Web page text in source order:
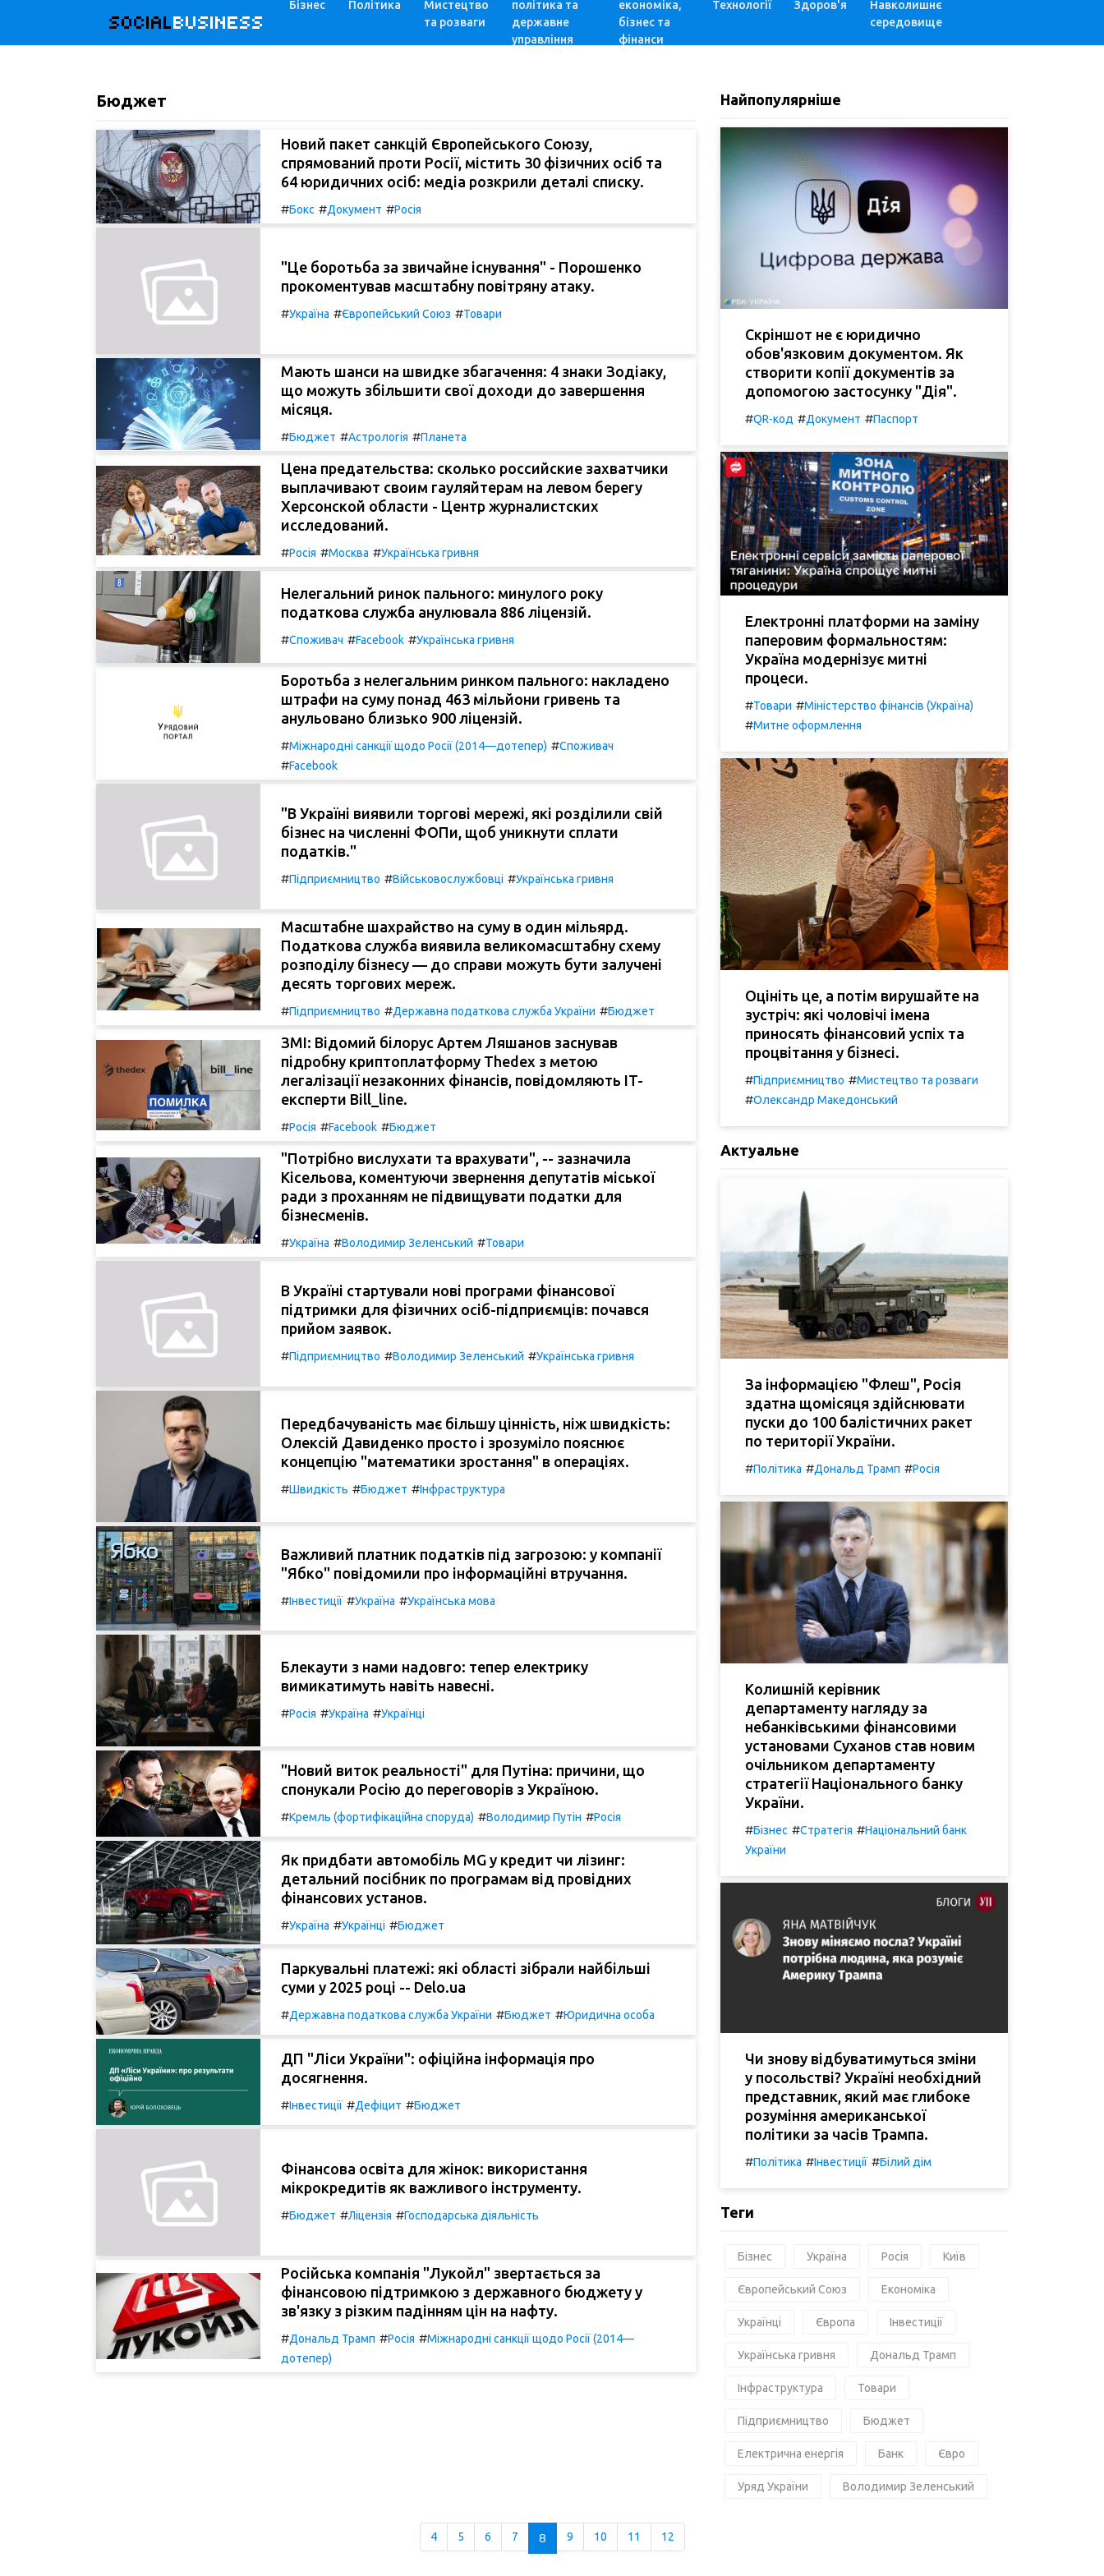
SOCIALBUSINESS
Бізнес Політика
Мистецтво
та розваги
політика та
державне
управління
економіка,
бізнес та
фінанси
Технології Здоров'я
Навколишнє
середовище
Бюджет
Новий пакет санкцій Європейського Союзу,
спрямований проти Росії, містить 30 фізичних осіб та
64 юридичних осіб: медіа розкрили деталі списку.
#Бокс #Документ #Росія
"Це боротьба за звичайне існування" - Порошенко
прокоментував масштабну повітряну атаку.
#Україна #Європейський Союз #Товари
Мають шанси на швидке збагачення: 4 знаки Зодіаку,
що можуть збільшити свої доходи до завершення
місяця.
#Бюджет #Астрологія #Планета
Цена предательства: сколько российские захватчики
выплачивают своим гауляйтерам на левом берегу
Херсонской области - Центр журналистских
исследований.
#Росія #Москва #Українська гривня
Нелегальний ринок пального: минулого року
податкова служба анулювала 886 ліцензій.
#Споживач #Facebook #Українська гривня
Боротьба з нелегальним ринком пального: накладено
штрафи на суму понад 463 мільйони гривень та
анульовано близько 900 ліцензій.
#Міжнародні санкції щодо Росії (2014—дотепер) #Споживач
#Facebook
"В Україні виявили торгові мережі, які розділили свій
бізнес на численні ФОПи, щоб уникнути сплати
податків."
#Підприємництво #Військовослужбовці #Українська гривня
Масштабне шахрайство на суму в один мільярд.
Податкова служба виявила великомасштабну схему
розподілу бізнесу — до справи можуть бути залучені
десять торгових мереж.
#Підприємництво #Державна податкова служба України #Бюджет
ЗМІ: Відомий білорус Артем Ляшанов заснував
підробну криптоплатформу Thedex з метою
легалізації незаконних фінансів, повідомляють IT-
експерти Bill_line.
#Росія #Facebook #Бюджет
"Потрібно вислухати та врахувати", -- зазначила
Кісельова, коментуючи звернення депутатів міської
ради з проханням не підвищувати податки для
бізнесменів.
#Україна #Володимир Зеленський #Товари
В Україні стартували нові програми фінансової
підтримки для фізичних осіб-підприємців: почався
прийом заявок.
#Підприємництво #Володимир Зеленський #Українська гривня
Передбачуваність має більшу цінність, ніж швидкість:
Олексій Давиденко просто і зрозуміло пояснює
концепцію "математики зростання" в операціях.
#Швидкість #Бюджет #Інфраструктура
Важливий платник податків під загрозою: у компанії
"Ябко" повідомили про інформаційні втручання.
#Інвестиції #Україна #Українська мова
Блекаути з нами надовго: тепер електрику
вимикатимуть навіть навесні.
#Росія #Україна #Українці
"Новий виток реальності" для Путіна: причини, що
спонукали Росію до переговорів з Україною.
#Кремль (фортифікаційна споруда) #Володимир Путін #Росія
Як придбати автомобіль MG у кредит чи лізинг:
детальний посібник по програмам від провідних
фінансових установ.
#Україна #Українці #Бюджет
Паркувальні платежі: які області зібрали найбільші
суми у 2025 році -- Delo.ua
#Державна податкова служба України #Бюджет #Юридична особа
ДП "Ліси України": офіційна інформація про
досягнення.
#Інвестиції #Дефіцит #Бюджет
Фінансова освіта для жінок: використання
мікрокредитів як важливого інструменту.
#Бюджет #Ліцензія #Господарська діяльність
Російська компанія "Лукойл" звертається за
фінансовою підтримкою з державного бюджету у
зв'язку з різким падінням цін на нафту.
#Дональд Трамп #Росія #Міжнародні санкції щодо Росії (2014—
дотепер)
Найпопулярніше
Скріншот не є юридично
обов'язковим документом. Як
створити копії документів за
допомогою застосунку "Дія".
#QR-код #Документ #Паспорт
Електронні платформи на заміну
паперовим формальностям:
Україна модернізує митні
процеси.
#Товари #Міністерство фінансів (Україна)
#Митне оформлення
Оцініть це, а потім вирушайте на
зустріч: які чоловічі імена
приносять фінансовий успіх та
процвітання у бізнесі.
#Підприємництво #Мистецтво та розваги
#Олександр Македонський
Актуальне
За інформацією "Флеш", Росія
здатна щомісяця здійснювати
пуски до 100 балістичних ракет
по території України.
#Політика #Дональд Трамп #Росія
Колишній керівник
департаменту нагляду за
небанківськими фінансовими
установами Суханов став новим
очільником департаменту
стратегії Національного банку
України.
#Бізнес #Стратегія #Національний банк
України
Чи знову відбуватимуться зміни
у посольстві? Україні необхідний
представник, який має глибоке
розуміння американської
політики за часів Трампа.
#Політика #Інвестиції #Білий дім
Теги
Бізнес Україна Росія Київ
Європейський Союз Економіка
Українці Європа Інвестиції
Українська гривня Дональд Трамп
Інфраструктура Товари
Підприємництво Бюджет
Електрична енергія Банк Євро
Уряд України Володимир Зеленський
4 5 6 7 8 9 10 11 12